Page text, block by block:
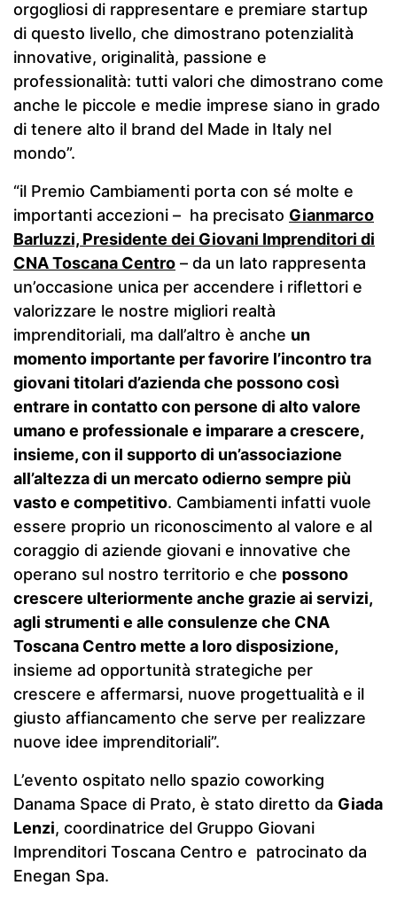
orgogliosi di rappresentare e premiare startup
di questo livello, che dimostrano potenzialità
innovative, originalità, passione e
professionalità: tutti valori che dimostrano come
anche le piccole e medie imprese siano in grado
di tenere alto il brand del Made in Italy nel
mondo”.
“il Premio Cambiamenti porta con sé molte e
importanti accezioni – ha precisato Gianmarco
Barluzzi, Presidente dei Giovani Imprenditori di
CNA Toscana Centro – da un lato rappresenta
un’occasione unica per accendere i riflettori e
valorizzare le nostre migliori realtà
imprenditoriali, ma dall’altro è anche un
momento importante per favorire l’incontro tra
giovani titolari d’azienda che possono così
entrare in contatto con persone di alto valore
umano e professionale e imparare a crescere,
insieme, con il supporto di un’associazione
all’altezza di un mercato odierno sempre più
vasto e competitivo. Cambiamenti infatti vuole
essere proprio un riconoscimento al valore e al
coraggio di aziende giovani e innovative che
operano sul nostro territorio e che possono
crescere ulteriormente anche grazie ai servizi,
agli strumenti e alle consulenze che CNA
Toscana Centro mette a loro disposizione,
insieme ad opportunità strategiche per
crescere e affermarsi, nuove progettualità e il
giusto affiancamento che serve per realizzare
nuove idee imprenditoriali”.
L’evento ospitato nello spazio coworking
Danama Space di Prato, è stato diretto da Giada
Lenzi, coordinatrice del Gruppo Giovani
Imprenditori Toscana Centro e patrocinato da
Enegan Spa.